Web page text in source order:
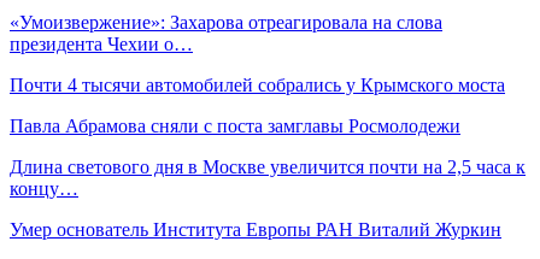
«Умоизвержение»: Захарова отреагировала на слова
президента Чехии о…
Почти 4 тысячи автомобилей собрались у Крымского моста
Павла Абрамова сняли с поста замглавы Росмолодежи
Длина светового дня в Москве увеличится почти на 2,5 часа к
концу…
Умер основатель Института Европы РАН Виталий Журкин